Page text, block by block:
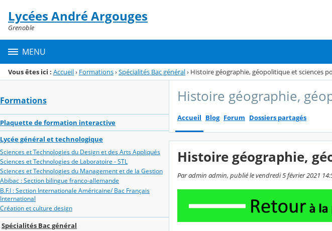
Menu de la rubrique
Contenu
Lycées André Argouges
Grenoble
MENU
Vous êtes ici : Accueil› Formations›Spécialités Bac général› Histoire géographie, géopolitique et sciences
Formations
Plaquette de formation interactive
Lycée général et technologique
Sciences et Technologies du Design et des Arts Appliqués
Sciences et Technologies de Laboratoire - STL
Sciences et Technologies du Management et de la Gestion
Abibac : Section bilingue franco-allemande
B.F.I : Section Internationale Américaine/ Bac Français
International
Création et culture design
Spécialités Bac général
Histoire géographie,
Accueil Blog Forum Dossiers partagés
Histoire géographie,
Par admin admin, publié le vendredi 5 février 2021